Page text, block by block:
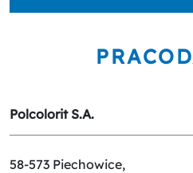
Polcolorit S.A.
58-573 Piechowice,